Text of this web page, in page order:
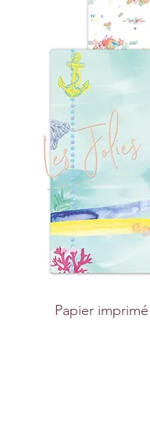
Papier